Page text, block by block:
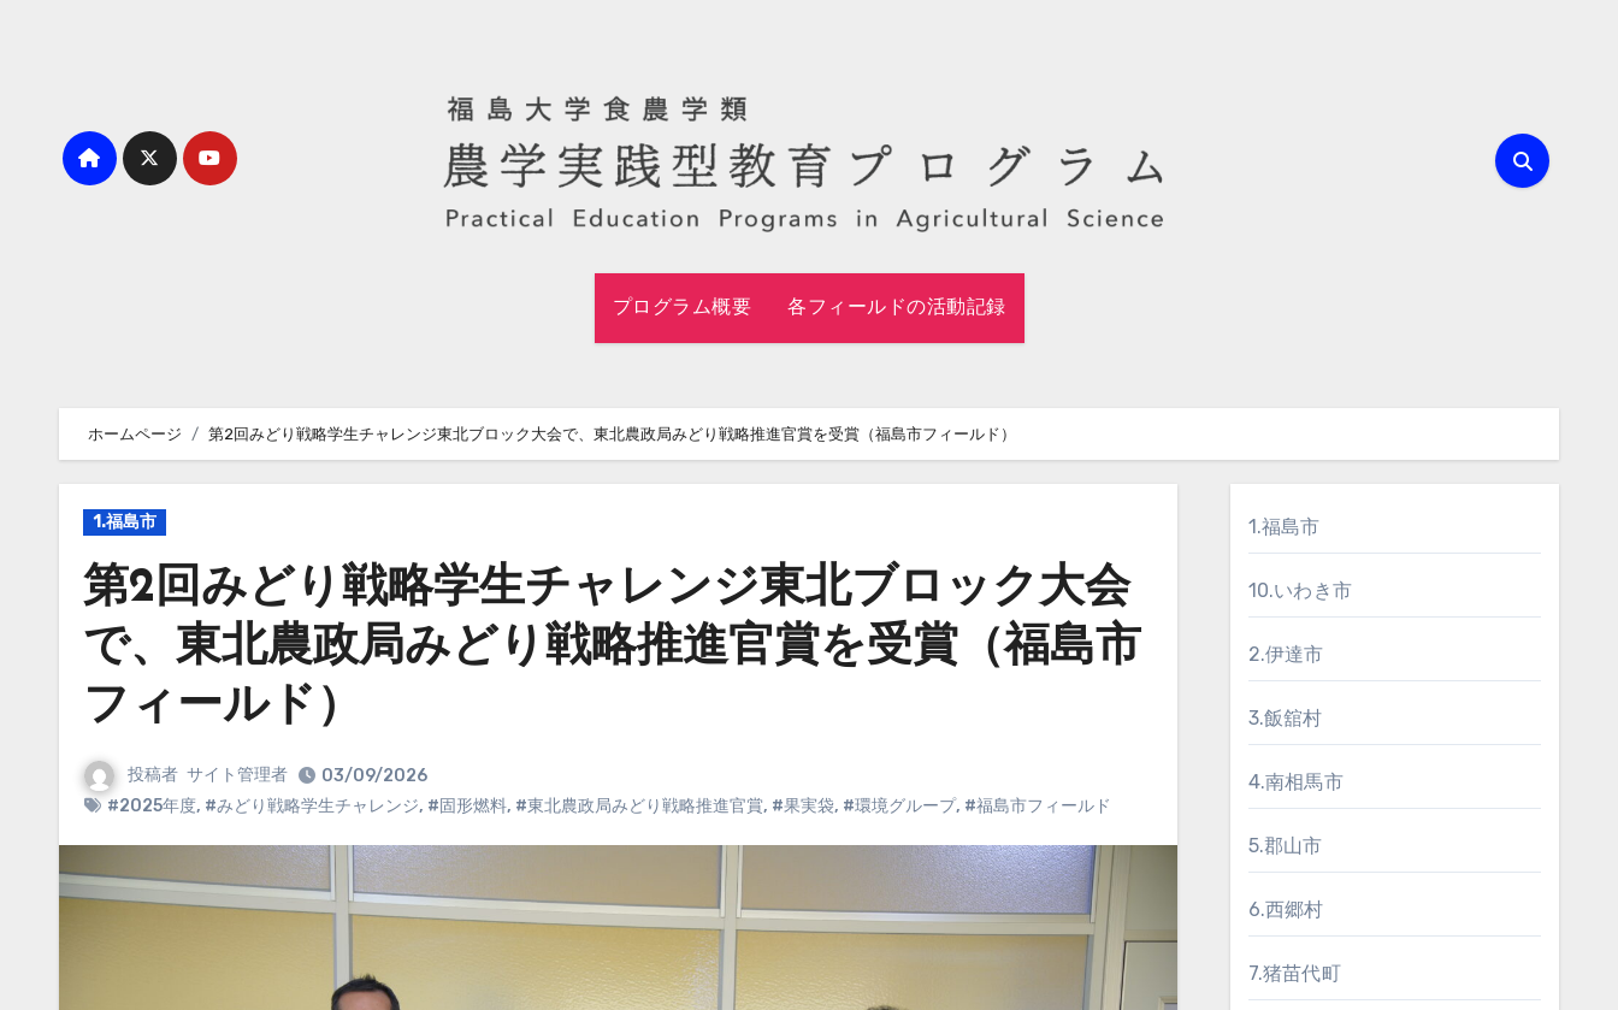
プログラム概要 各フィールドの活動記録
ホームページ 第2回みどり戦略学生チャレンジ東北ブロック大会で、東北農政局みどり戦略推進官賞を受賞（福島市フィールド）
1.福島市
第2回みどり戦略学生チャレンジ東北ブロック大会
で、東北農政局みどり戦略推進官賞を受賞（福島市
フィールド）
投稿者 サイト管理者
03/09/2026
#2025年度, #みどり戦略学生チャレンジ, #固形燃料, #東北農政局みどり戦略推進官賞, #果実袋, #環境グループ, #福島市フィールド
1.福島市
10.いわき市
2.伊達市
3.飯舘村
4.南相馬市
5.郡山市
6.西郷村
7.猪苗代町